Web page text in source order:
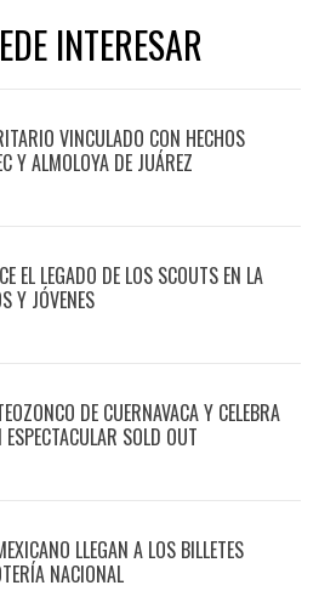
INTERESAR
VINCULADO CON HECHOS
Y ALMOLOYA DE JUÁREZ
EL LEGADO DE LOS SCOUTS EN LA
Y JÓVENES
DE CUERNAVACA Y CELEBRA
SOLD OUT
LLEGAN A LOS BILLETES
NACIONAL